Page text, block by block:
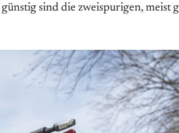
sind die zweispurigen, meist